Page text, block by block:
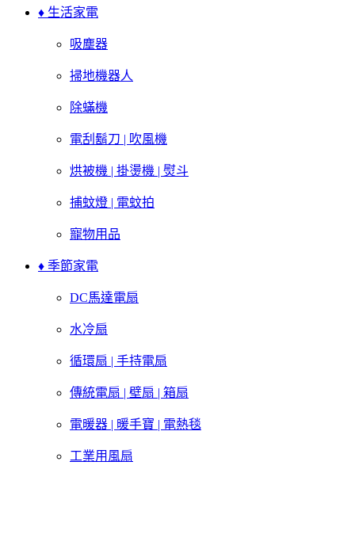
♦ 生活家電
吸塵器
掃地機器人
除蟎機
電刮鬍刀 | 吹風機
烘被機 | 掛燙機 | 熨斗
捕蚊燈 | 電蚊拍
寵物用品
♦ 季節家電
DC馬達電扇
水冷扇
循環扇 | 手持電扇
傳統電扇 | 壁扇 | 箱扇
電暖器 | 暖手寶 | 電熱毯
工業用風扇